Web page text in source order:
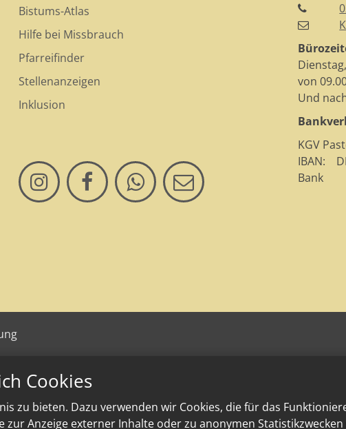
Cookies
zu bieten. Dazu verwenden wir Cookies, die für das
Anzeige externer Inhalte oder zu anonymen
Bistums-Atlas
Hilfe bei Missbrauch
Pfarreifinder
Stellenanzeigen
Inklusion
von
Und
KGV
IBAN:
Bank